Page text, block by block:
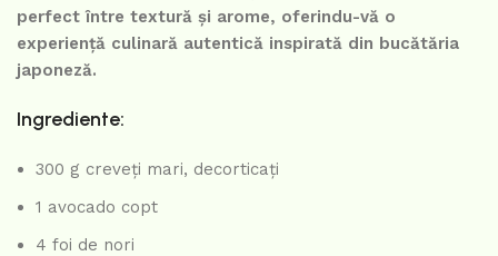
perfect între textură și arome, oferindu-vă o
experiență culinară autentică inspirată din bucătăria
japoneză.
Ingrediente:
300 g creveți mari, decorticați
1 avocado copt
4 foi de nori